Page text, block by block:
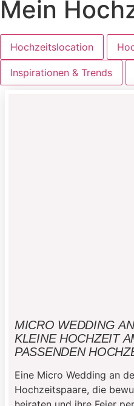
Mein
Hochzeitslocation
Inspirationen & Trends
MICRO WEDDING
KLEINE HOCHZEIT
PASSENDEN
Eine Micro Wedding an
Hochzeitspaare, die